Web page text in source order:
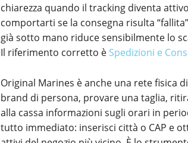
chiarezza quando il tracking diventa
comportarti se la consegna risulta
già sotto mano riduce sensibilmente lo
Il riferimento corretto è Spedizioni e
Original Marines è anche una rete fisica
brand di persona, provare una taglia,
alla cassa informazioni sugli orari in
tutto immediato: inserisci città o CAP e